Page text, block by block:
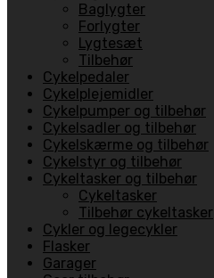
Baglygter
Forlygter
Lygtesæt
Tilbehør
Cykelpedaler
Cykelplejemidler
Cykelpumper og tilbehør
Cykelsadler og tilbehør
Cykelskærme og tilbehør
Cykelstyr og tilbehør
Cykeltasker og tilbehør
Cykeltasker
Tilbehør cykeltasker
Cykler og legecykler
Flasker
Garager